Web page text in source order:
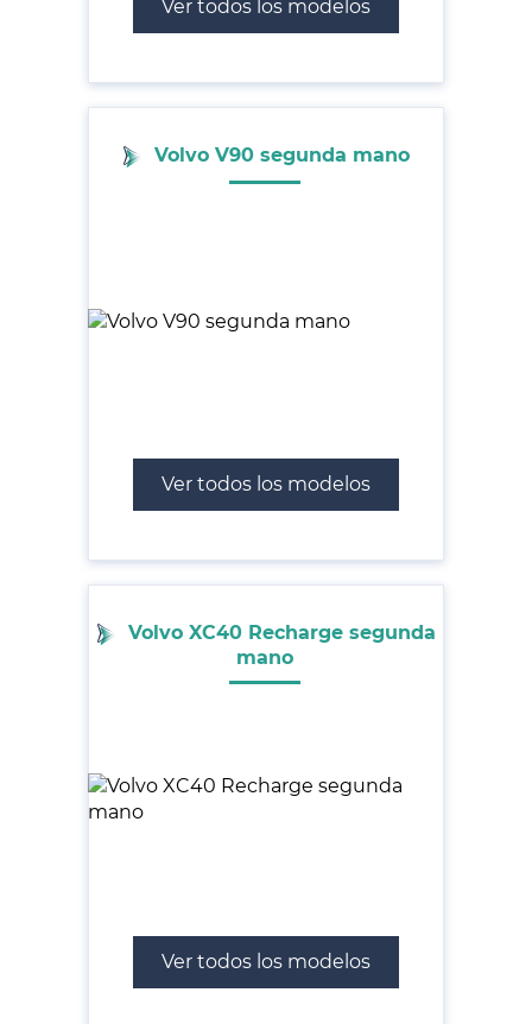
Ver todos los modelos
Volvo V90 segunda mano
Ver todos los modelos
Volvo XC40 Recharge segunda
mano
Ver todos los modelos